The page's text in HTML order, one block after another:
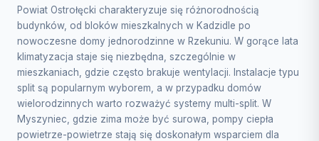
Powiat Ostrołęcki charakteryzuje się różnorodnością
budynków, od bloków mieszkalnych w Kadzidle po
nowoczesne domy jednorodzinne w Rzekuniu. W gorące lata
klimatyzacja staje się niezbędna, szczególnie w
mieszkaniach, gdzie często brakuje wentylacji. Instalacje typu
split są popularnym wyborem, a w przypadku domów
wielorodzinnych warto rozważyć systemy multi-split. W
Myszyniec, gdzie zima może być surowa, pompy ciepła
powietrze-powietrze stają się doskonałym wsparciem dla